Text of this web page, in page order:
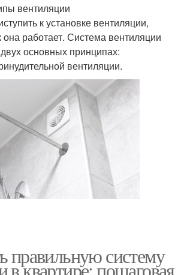
вентиляции
к установке вентиляции,
она работает. Система вентиляции
основных принципах:
вентиляции.
правильную систему